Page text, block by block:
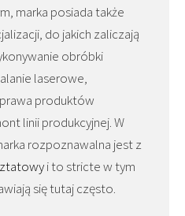
marka posiada także
do jakich zaliczają
obróbki
laserowe,
produktów
linii produkcyjnej. W
rozpoznawalna jest z
i to stricte w tym
się tutaj często.